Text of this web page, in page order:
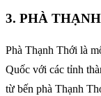
3. PHÀ
Phà Thạnh Thới là
Quốc với các tỉnh
từ bến phà Thạnh